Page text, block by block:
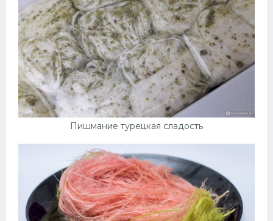
Пишмание турецкая сладость